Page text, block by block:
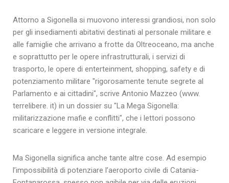
Attorno a Sigonella si muovono interessi grandiosi, non solo
per gli insediamenti abitativi destinati al personale militare e
alle famiglie che arrivano a frotte da Oltreoceano, ma anche
e soprattutto per le opere infrastrutturali, i servizi di
trasporto, le opere di enterteinment, shopping, safety e di
potenziamento militare "rigorosamente tenute segrete al
Parlamento e ai cittadini", scrive Antonio Mazzeo (www.
terrelibere. it) in un dossier su "La Mega Sigonella:
militarizzazione mafie e conflitti", che i lettori possono
scaricare e leggere in versione integrale.
Ma Sigonella significa anche tante altre cose. Ad esempio
l’impossibilità di potenziare l’aeroporto civile di Catania-